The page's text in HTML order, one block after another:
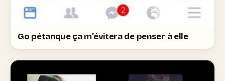
Go pétanque ça m’évitera de penser à elle